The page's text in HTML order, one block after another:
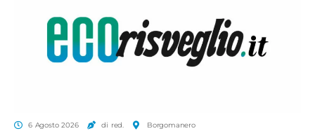
6 Agosto 2026 di red. Borgomanero